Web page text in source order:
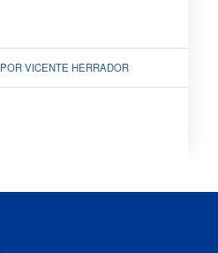
PORVICENTE HERRADOR